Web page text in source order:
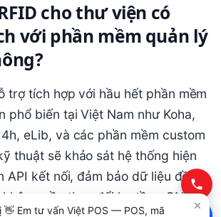
cho thư viện có
với phần mềm quản lý
trợ tích hợp với hầu hết phần mềm
phổ biến tại Việt Nam như Koha,
eLib, và các phần mềm custom
thuật sẽ khảo sát hệ thống hiện
kết nối, đảm bảo dữ liệu đồng
cần thay đổi hạ tầng CNTT.
👋 Em tư vấn Việt POS — POS, mã